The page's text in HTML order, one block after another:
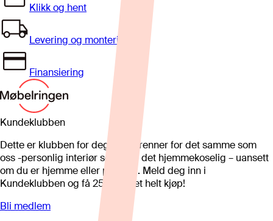
Klikk og hent
Levering og montering
Finansiering
Kundeklubben
Dette er klubben for deg som brenner for det samme som
oss -personlig interiør som gjør det hjemmekoselig – uansett
om du er hjemme eller på hytta. Meld deg inn i
Kundeklubben og få 25%* på et helt kjøp!
Bli medlem